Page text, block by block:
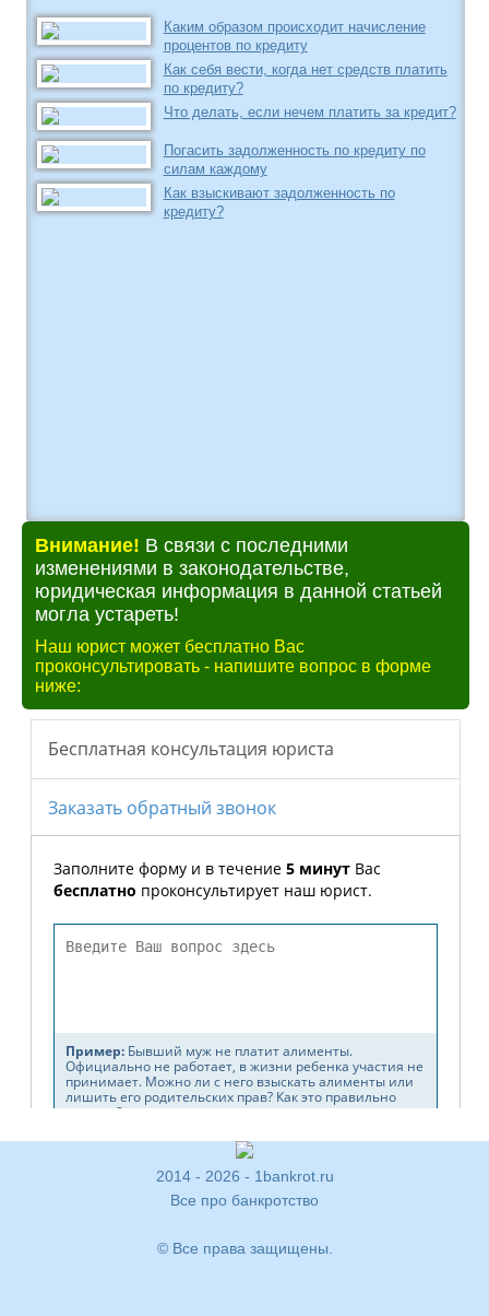
Каким образом происходит начисление
процентов по кредиту
Как себя вести, когда нет средств платить
по кредиту?
Что делать, если нечем платить за кредит?
Погасить задолженность по кредиту по
силам каждому
Как взыскивают задолженность по
кредиту?
Внимание! В связи с последними
изменениями в законодательстве,
юридическая информация в данной статьей
могла устареть!
Наш юрист может бесплатно Вас
проконсультировать - напишите вопрос в форме
ниже:
2014 - 2026 - 1bankrot.ru
Все про банкротство
© Все права защищены.